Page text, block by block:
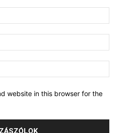
website in this browser for the